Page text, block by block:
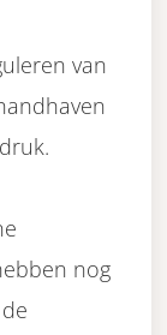
van
nog